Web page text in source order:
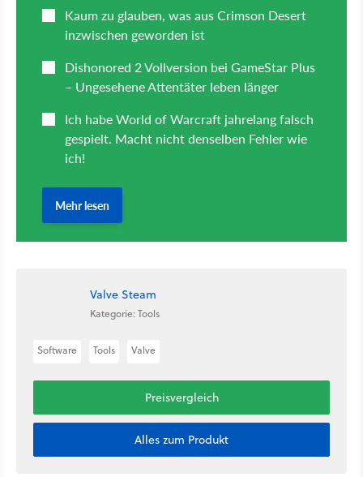
Valve Steam
Kategorie: Tools
Software Tools Valve
Preisvergleich
Alles zum Produkt